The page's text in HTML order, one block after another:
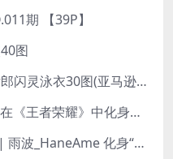
期 【39P】
图
亚马逊鲶鱼 下平玲花兔女郎闪灵泳衣30图(亚马逊巨型鲶鱼视频)
肉感少女coser@Neneko在《王者荣耀》中化身魅力迷人的貂蝉
HaneAme雨波 cos 作品 | 雨波_HaneAme 化身“美丽女神”阿佛洛狄忒